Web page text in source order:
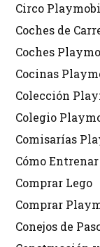
Circo
Coches de
Coches
Cocinas
Colección
Colegio
Comisarías
Cómo
Comprar Lego
Comprar
Conejos de